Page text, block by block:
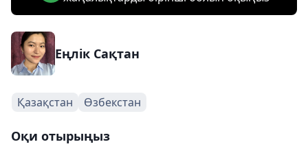
Еңлік Сақтан
Қазақстан Өзбекстан
Оқи отырыңыз